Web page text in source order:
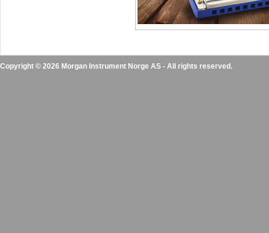
Copyright © 2026 Morgan Instrument Norge AS - All rights reserved.